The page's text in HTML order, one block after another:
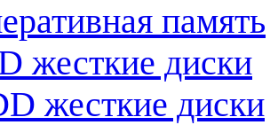
память
жесткие диски
жесткие диски